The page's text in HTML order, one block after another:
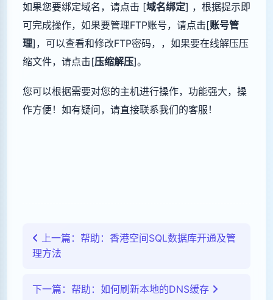
如果您要绑定域名，请点击 [域名绑定] ，根据提示即
可完成操作，如果要管理FTP账号，请点击[账号管
理]，可以查看和修改FTP密码，，如果要在线解压压
缩文件，请点击[压缩解压]。
您可以根据需要对您的主机进行操作，功能强大，操
作方便！如有疑问，请直接联系我们的客服！
上一篇：帮助：香港空间SQL数据库开通及管
理方法
下一篇：帮助：如何刷新本地的DNS缓存